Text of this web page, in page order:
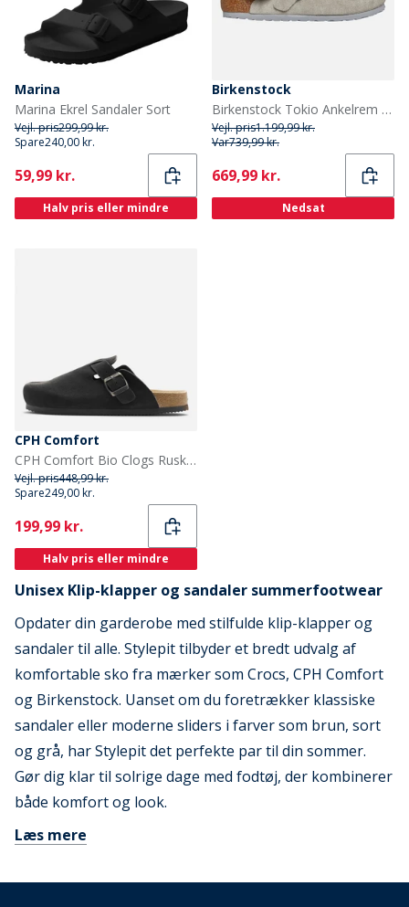
Marina
Marina Ekrel Sandaler Sort
Vejl. pris299,99 kr.
Spare240,00 kr.
Current
59,99 kr.
Halv pris eller mindre
Birkenstock
Birkenstock Tokio Ankelrem Clogs Sten Mønt
Vejl. pris1.199,99 kr.
Var739,99 kr.
Current
669,99 kr.
Nedsat
CPH Comfort
CPH Comfort Bio Clogs Ruskind Sandaler Sort
Vejl. pris448,99 kr.
Spare249,00 kr.
Current
199,99 kr.
Halv pris eller mindre
Unisex Klip-klapper og sandaler summerfootwear
Opdater din garderobe med stilfulde klip-klapper og
sandaler til alle. Stylepit tilbyder et bredt udvalg af
komfortable sko fra mærker som Crocs, CPH Comfort
og Birkenstock. Uanset om du foretrækker klassiske
sandaler eller moderne sliders i farver som brun, sort
og grå, har Stylepit det perfekte par til din sommer.
Gør dig klar til solrige dage med fodtøj, der kombinerer
både komfort og look.
Læs mere